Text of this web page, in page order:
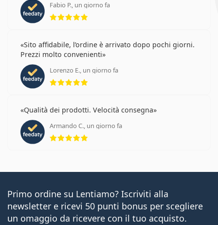
Fabio P., un giorno fa
Sito affidabile, l’ordine è arrivato dopo pochi giorni.
Prezzi molto convenienti
Lorenzo E., un giorno fa
valutazione 5 di 5
Qualità dei prodotti. Velocità consegna
Armando C., un giorno fa
valutazione 5 di 5
Primo ordine su Lentiamo? Iscriviti alla
newsletter e ricevi 50 punti bonus per scegliere
un omaggio da ricevere con il tuo acquisto.